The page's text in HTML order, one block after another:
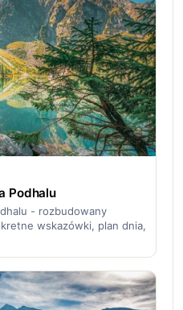
Podhalu
- rozbudowany
wskazówki, plan dnia,